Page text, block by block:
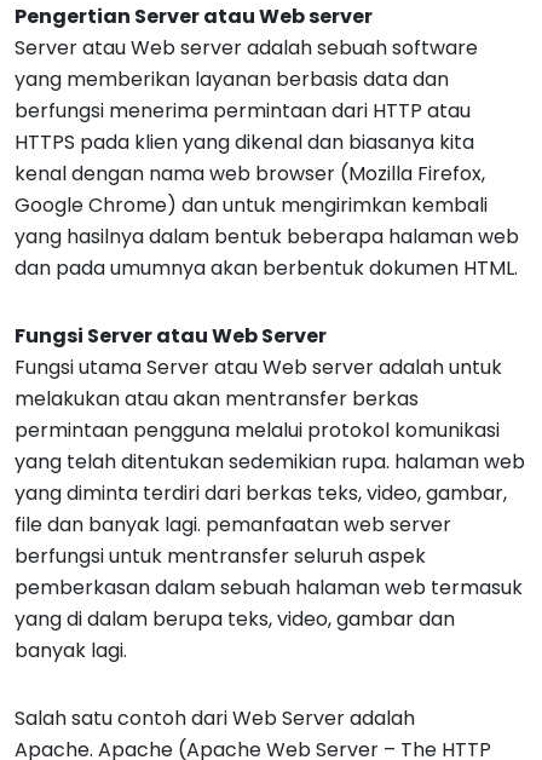
Pengertian Server atau Web server
Server atau Web server adalah sebuah software
yang memberikan layanan berbasis data dan
berfungsi menerima permintaan dari HTTP atau
HTTPS pada klien yang dikenal dan biasanya kita
kenal dengan nama web browser (Mozilla Firefox,
Google Chrome) dan untuk mengirimkan kembali
yang hasilnya dalam bentuk beberapa halaman web
dan pada umumnya akan berbentuk dokumen HTML.
Fungsi Server atau Web Server
Fungsi utama Server atau Web server adalah untuk
melakukan atau akan mentransfer berkas
permintaan pengguna melalui protokol komunikasi
yang telah ditentukan sedemikian rupa. halaman web
yang diminta terdiri dari berkas teks, video, gambar,
file dan banyak lagi. pemanfaatan web server
berfungsi untuk mentransfer seluruh aspek
pemberkasan dalam sebuah halaman web termasuk
yang di dalam berupa teks, video, gambar dan
banyak lagi.
Salah satu contoh dari Web Server adalah
Apache. Apache (Apache Web Server – The HTTP